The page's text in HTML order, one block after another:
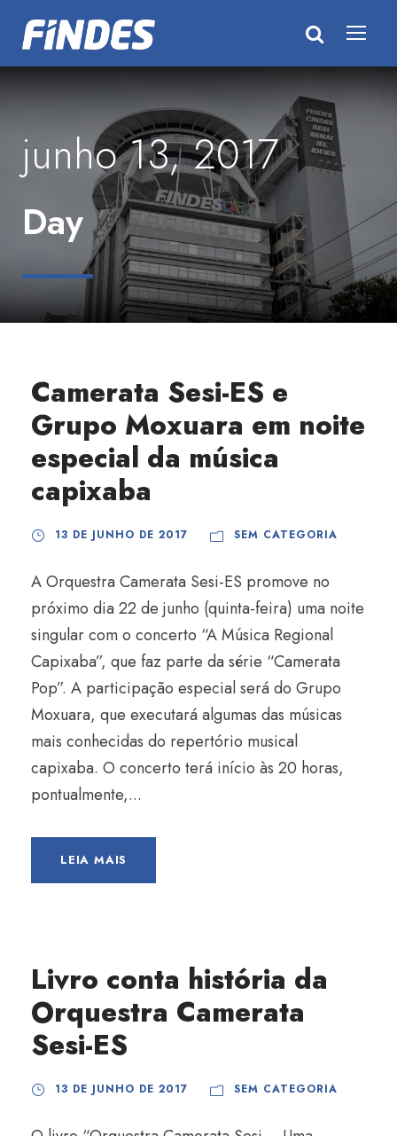
junho 13, 2017
Day
Camerata Sesi-ES e
Grupo Moxuara em noite
especial da música
capixaba
13 DE JUNHO DE 2017 SEM CATEGORIA
A Orquestra Camerata Sesi-ES promove no
próximo dia 22 de junho (quinta-feira) uma noite
singular com o concerto “A Música Regional
Capixaba”, que faz parte da série “Camerata
Pop”. A participação especial será do Grupo
Moxuara, que executará algumas das músicas
mais conhecidas do repertório musical
capixaba. O concerto terá início às 20 horas,
pontualmente,...
LEIA MAIS
Livro conta história da
Orquestra Camerata
Sesi-ES
13 DE JUNHO DE 2017 SEM CATEGORIA